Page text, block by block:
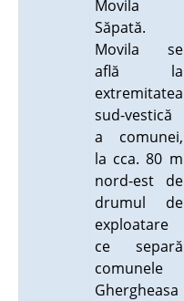
Movila
Săpată.
Movila se
află la
extremitatea
sud-vestică
a comunei,
la cca. 80 m
nord-est de
drumul de
exploatare
ce separă
comunele
Ghergheasa